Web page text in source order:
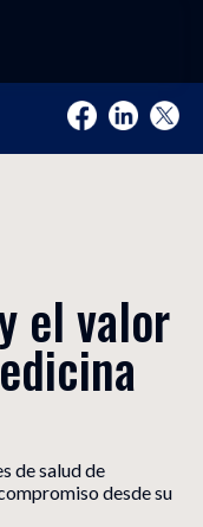
el valor
de salud de
desde su